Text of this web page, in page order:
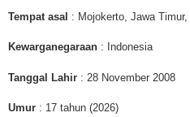
Tempat asal : Mojokerto, Jawa
Kewarganegaraan : Indonesia
Tanggal Lahir : 28 November 2008
Umur : 17 tahun (2026)